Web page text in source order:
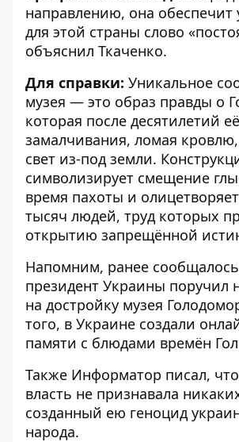
направлению, она обеспечит
для этой страны слово
объяснил Ткаченко.
Для справки: Уникальное
музея — это образ правды о
которая после десятилетий
замалчивания, ломая
свет из-под земли.
символизирует смещение
время пахоты и
тысяч людей, труд которых
открытию запрещённой
Напомним, ранее
президент Украины поручил
на достройку музея
того, в Украине создали
памяти с блюдами времён
Также Информатор писал,
власть не признавала
созданный ею геноцид
народа.